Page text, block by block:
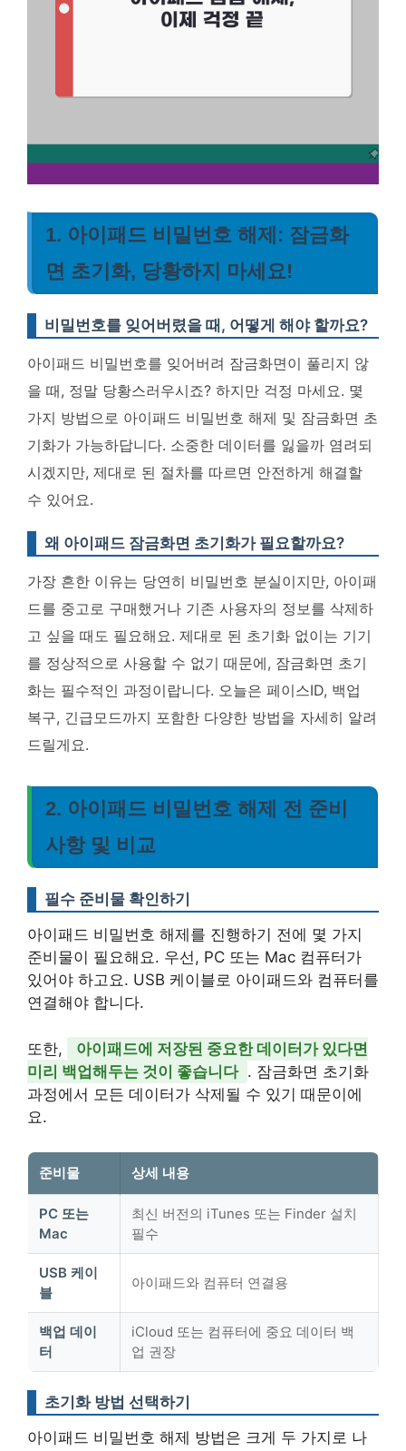
1. 아이패드 비밀번호 해제: 잠금화
면 초기화, 당황하지 마세요!
비밀번호를 잊어버렸을 때, 어떻게 해야 할까요?
아이패드 비밀번호를 잊어버려 잠금화면이 풀리지 않
을 때, 정말 당황스러우시죠? 하지만 걱정 마세요. 몇
가지 방법으로 아이패드 비밀번호 해제 및 잠금화면 초
기화가 가능하답니다. 소중한 데이터를 잃을까 염려되
시겠지만, 제대로 된 절차를 따르면 안전하게 해결할
수 있어요.
왜 아이패드 잠금화면 초기화가 필요할까요?
가장 흔한 이유는 당연히 비밀번호 분실이지만, 아이패
드를 중고로 구매했거나 기존 사용자의 정보를 삭제하
고 싶을 때도 필요해요. 제대로 된 초기화 없이는 기기
를 정상적으로 사용할 수 없기 때문에, 잠금화면 초기
화는 필수적인 과정이랍니다. 오늘은 페이스ID, 백업
복구, 긴급모드까지 포함한 다양한 방법을 자세히 알려
드릴게요.
2. 아이패드 비밀번호 해제 전 준비
사항 및 비교
필수 준비물 확인하기
아이패드 비밀번호 해제를 진행하기 전에 몇 가지
준비물이 필요해요. 우선, PC 또는 Mac 컴퓨터가
있어야 하고요. USB 케이블로 아이패드와 컴퓨터를
연결해야 합니다.
또한,
아이패드에 저장된 중요한 데이터가 있다면
미리 백업해두는 것이 좋습니다 . 잠금화면 초기화
과정에서 모든 데이터가 삭제될 수 있기 때문이에
요.
준비물 상세 내용
PC 또는
Mac
최신 버전의 iTunes 또는 Finder 설치
필수
USB 케이
블
아이패드와 컴퓨터 연결용
백업 데이
터
iCloud 또는 컴퓨터에 중요 데이터 백
업 권장
초기화 방법 선택하기
아이패드 비밀번호 해제 방법은 크게 두 가지로 나